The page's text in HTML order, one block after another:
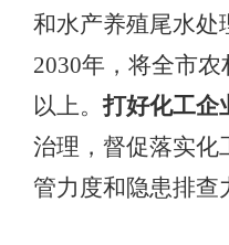
和水产养殖尾水处
2030年，将全市
以上。打好化工企
治理，督促落实化
管力度和隐患排查